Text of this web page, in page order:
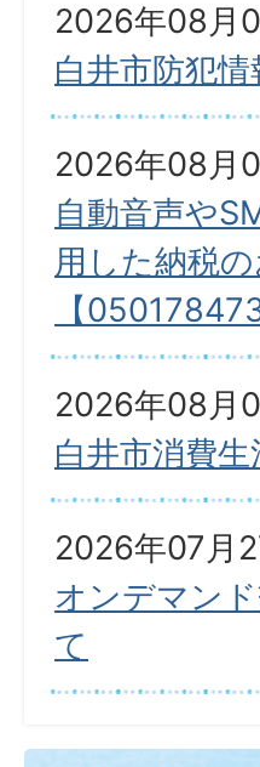
2026年08月
白井市防犯
2026年08月
自動音声や
用した納税
【
2026年08月
白井市消費
2026年07月
オンデマン
て